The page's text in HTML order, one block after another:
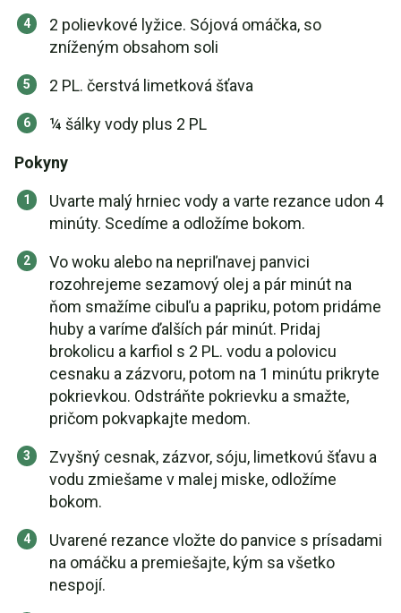
2 polievkové lyžice. Sójová omáčka, so
zníženým obsahom soli
2 PL. čerstvá limetková šťava
¼ šálky vody plus 2 PL
Pokyny
Uvarte malý hrniec vody a varte rezance udon 4
minúty. Scedíme a odložíme bokom.
Vo woku alebo na nepriľnavej panvici
rozohrejeme sezamový olej a pár minút na
ňom smažíme cibuľu a papriku, potom pridáme
huby a varíme ďalších pár minút. Pridaj
brokolicu a karfiol s 2 PL. vodu a polovicu
cesnaku a zázvoru, potom na 1 minútu prikryte
pokrievkou. Odstráňte pokrievku a smažte,
pričom pokvapkajte medom.
Zvyšný cesnak, zázvor, sóju, limetkovú šťavu a
vodu zmiešame v malej miske, odložíme
bokom.
Uvarené rezance vložte do panvice s prísadami
na omáčku a premiešajte, kým sa všetko
nespojí.